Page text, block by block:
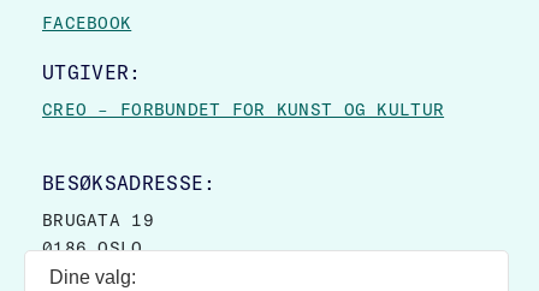
FACEBOOK
UTGIVER:
CREO – FORBUNDET FOR KUNST OG KULTUR
BESØKSADRESSE:
BRUGATA 19
0186 OSLO
Dine valg: